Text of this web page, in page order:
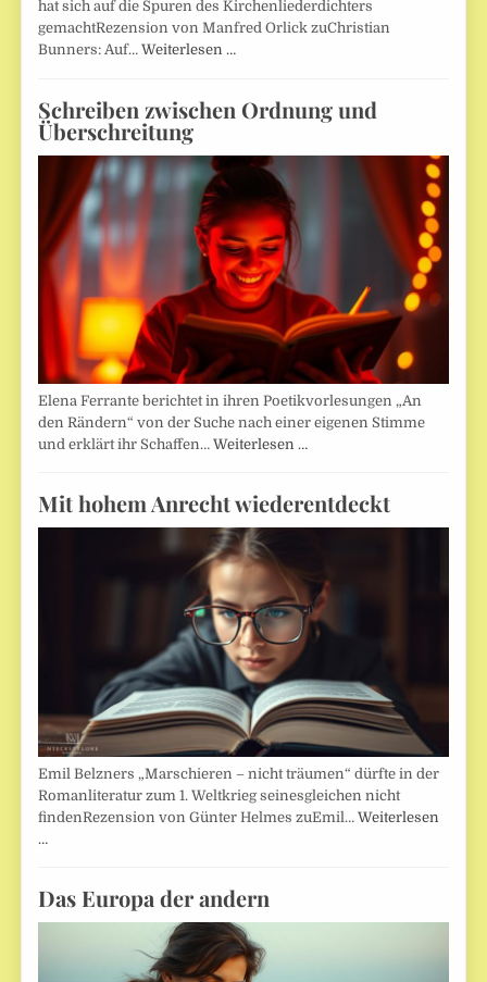
hat sich auf die Spuren des Kirchenliederdichters
gemachtRezension von Manfred Orlick zuChristian
Bunners: Auf…Weiterlesen …
Schreiben zwischen Ordnung und
Überschreitung
Elena Ferrante berichtet in ihren Poetikvorlesungen „An
den Rändern“ von der Suche nach einer eigenen Stimme
und erklärt ihr Schaffen…Weiterlesen …
Mit hohem Anrecht wiederentdeckt
Emil Belzners „Marschieren – nicht träumen“ dürfte in der
Romanliteratur zum 1. Weltkrieg seinesgleichen nicht
findenRezension von Günter Helmes zuEmil…Weiterlesen
…
Das Europa der andern